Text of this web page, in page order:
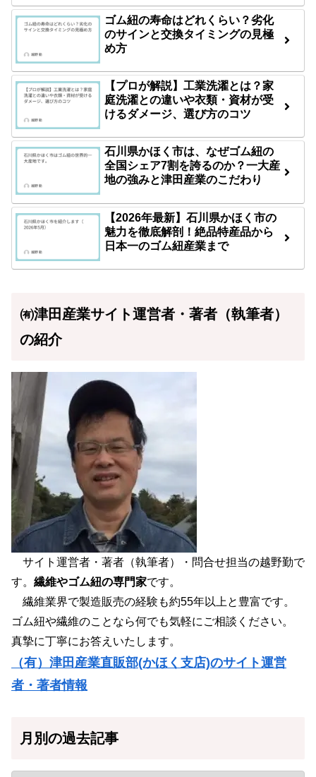
ゴム紐の寿命はどれくらい？劣化
のサインと交換タイミングの見極
め方
【プロが解説】工業洗濯とは？家
庭洗濯との違いや衣類・資材が受
けるダメージ、選び方のコツ
石川県かほく市は、なぜゴム紐の
全国シェア7割を誇るのか？一大産
地の強みと津田産業のこだわり
【2026年最新】石川県かほく市の
魅力を徹底解剖！絶品特産品から
日本一のゴム紐産業まで
㈲津田産業サイト運営者・著者（執筆者）
の紹介
サイト運営者・著者（執筆者）・問合せ担当の越野勤で
す。 繊維やゴム紐の専門家です。
繊維業界で製造販売の経験も約55年以上と豊富です。
ゴム紐や繊維のことなら何でも気軽にご相談ください。
真摯に丁寧にお答えいたします。
（有）津田産業直販部(かほく支店)のサイト運営
者・著者情報
月別の過去記事